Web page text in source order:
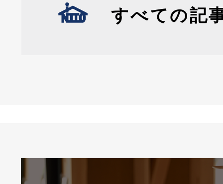
すべての記